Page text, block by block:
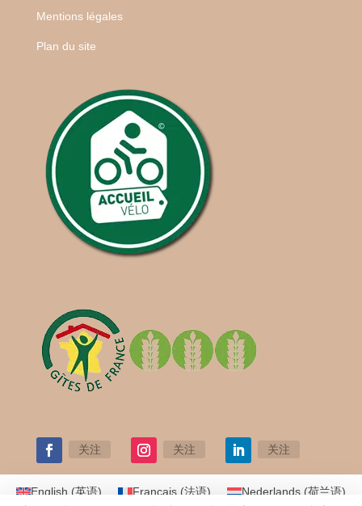
Mentions légales
Plan du site
关注 关注 关注
English (英语) Français (法语) Nederlands (荷兰语)